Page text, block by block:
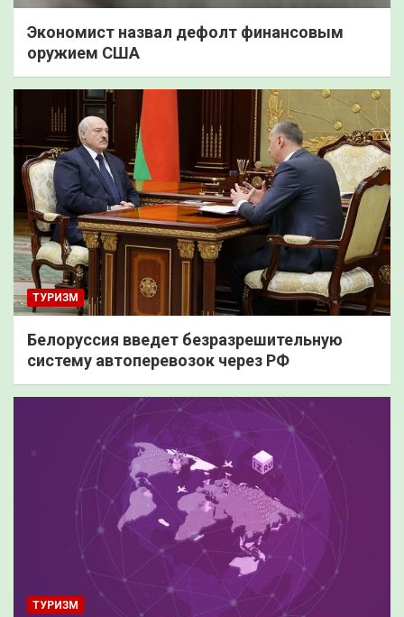
Экономист назвал дефолт финансовым
оружием США
ТУРИЗМ
Белоруссия введет безразрешительную
систему автоперевозок через РФ
ТУРИЗМ